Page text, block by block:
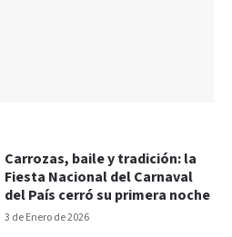
3 de Enero de 2026
Carrozas, baile y tradición: la
Fiesta Nacional del Carnaval
del País cerró su primera noche